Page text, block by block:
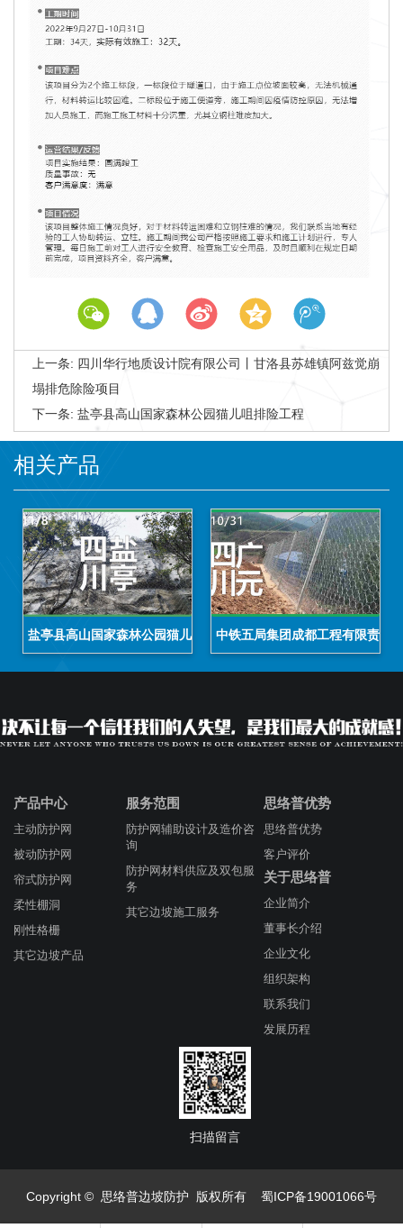
上一条: 四川华行地质设计院有限公司丨甘洛县苏雄镇阿兹觉崩
塌排危除险项目
下一条: 盐亭县高山国家森林公园猫儿咀排险工程
相关产品
盐亭县高山国家森林公园猫儿咀排险工程中铁五局集团成都工程有限责任
产品中心
主动防护网
被动防护网
帘式防护网
柔性棚洞
刚性格栅
其它边坡产品
服务范围
防护网辅助设计及造价咨
询
防护网材料供应及双包服
务
其它边坡施工服务
思络普优势
思络普优势
客户评价
关于思络普
企业简介
董事长介绍
企业文化
组织架构
联系我们
发展历程
扫描留言
Copyright © 思络普边坡防护 版权所有 蜀ICP备19001066号